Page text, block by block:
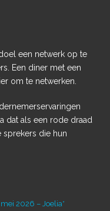
een netwerk op te
Een diner met een
om te netwerken.
dat als een rode draad
die hun
2026 – Joelia*